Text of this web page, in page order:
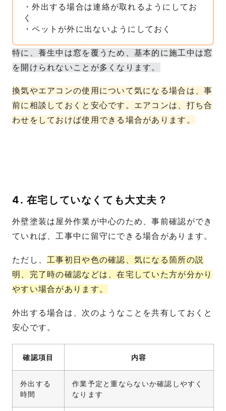
・外出する場合は連絡が取れるようにしてお
く
・ペットが外に出ないようにしておく
特に、養生中は窓を覆うため、基本的に施工中は窓
を開けられないことが多くなります。
換気やエアコンの使用について気になる場合は、事
前に相談しておくと安心です。エアコンは、打ち合
わせをしておけば使用できる場合があります。
4. 在宅していなくても大丈夫？
外壁塗装は屋外作業が中心のため、事前確認ができ
ていれば、工事中に留守にできる場合があります。
ただし、工事初日や色の確認、気になる箇所の説
明、完了時の確認などは、在宅していた方が分かり
やすい場合があります。
外出する場合は、次のようなことを共有しておくと
安心です。
確認項目 内容
外出する
時間
作業予定と重ならないか確認しやすく
なります